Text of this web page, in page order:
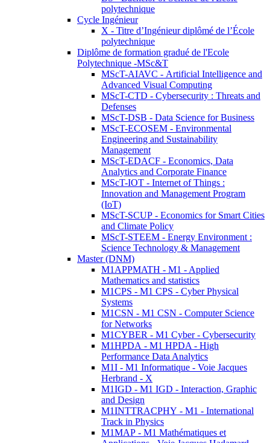
polytechnique
Cycle Ingénieur
X - Titre d’Ingénieur diplômé de l’École
polytechnique
Diplôme de formation gradué de l'Ecole
Polytechnique -MSc&T
MScT-AIAVC - Artificial Intelligence and
Advanced Visual Computing
MScT-CTD - Cybersecurity : Threats and
Defenses
MScT-DSB - Data Science for Business
MScT-ECOSEM - Environmental
Engineering and Sustainability
Management
MScT-EDACF - Economics, Data
Analytics and Corporate Finance
MScT-IOT - Internet of Things :
Innovation and Management Program
(IoT)
MScT-SCUP - Economics for Smart Cities
and Climate Policy
MScT-STEEM - Energy Environment :
Science Technology & Management
Master (DNM)
M1APPMATH - M1 - Applied
Mathematics and statistics
M1CPS - M1 CPS - Cyber Physical
Systems
M1CSN - M1 CSN - Computer Science
for Networks
M1CYBER - M1 Cyber - Cybersecurity
M1HPDA - M1 HPDA - High
Performance Data Analytics
M1I - M1 Informatique - Voie Jacques
Herbrand - X
M1IGD - M1 IGD - Interaction, Graphic
and Design
M1INTTRACPHY - M1 - International
Track in Physics
M1MAP - M1 Mathématiques et